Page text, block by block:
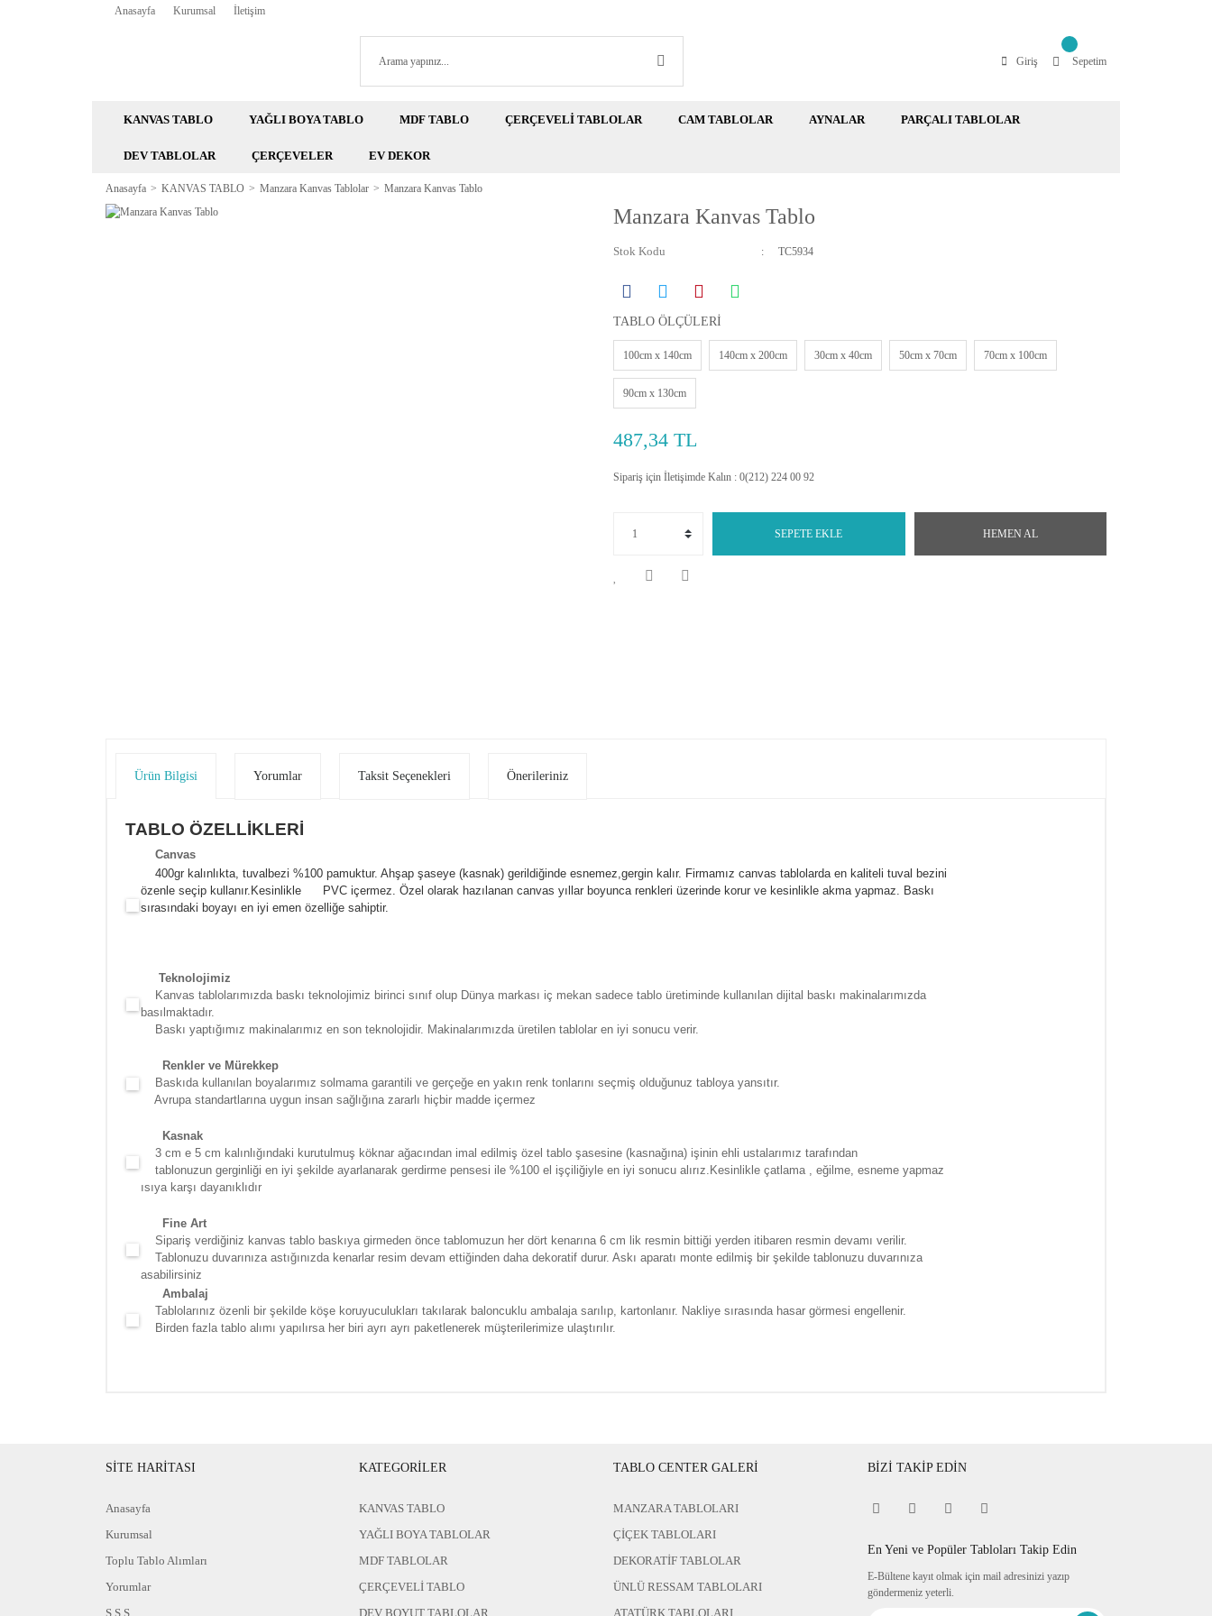
Anasayfa Kurumsal İletişim
Giriş Sepetim
KANVAS TABLO YAĞLI BOYA TABLO MDF TABLO ÇERÇEVELİ TABLOLAR CAM TABLOLAR AYNALAR PARÇALI TABLOLAR
DEV TABLOLAR ÇERÇEVELER EV DEKOR
Anasayfa KANVAS TABLO Manzara Kanvas Tablolar Manzara Kanvas Tablo
Manzara Kanvas Tablo
Stok Kodu TC5934
TABLO ÖLÇÜLERİ
100cm x 140cm 140cm x 200cm 30cm x 40cm 50cm x 70cm 70cm x 100cm
90cm x 130cm
487,34 TL
Sipariş için İletişimde Kalın : 0(212) 224 00 92
SEPETE EKLE HEMEN AL
Ürün Bilgisi Yorumlar Taksit Seçenekleri Önerileriniz
TABLO ÖZELLİKLERİ
Canvas
400gr kalınlıkta, tuvalbezi %100 pamuktur. Ahşap şaseye (kasnak) gerildiğinde esnemez,gergin kalır. Firmamız canvas tablolarda en kaliteli tuval bezini
özenle seçip kullanır. Kesinlikle PVC içermez. Özel olarak hazılanan canvas yıllar boyunca renkleri üzerinde korur ve kesinlikle akma yapmaz. Baskı
sırasındaki boyayı en iyi emen özelliğe sahiptir.
Teknolojimiz
Kanvas tablolarımızda baskı teknolojimiz birinci sınıf olup Dünya markası iç mekan sadece tablo üretiminde kullanılan dijital baskı makinalarımızda
basılmaktadır.
Baskı yaptığımız makinalarımız en son teknolojidir. Makinalarımızda üretilen tablolar en iyi sonucu verir.
Renkler ve Mürekkep
Baskıda kullanılan boyalarımız solmama garantili ve gerçeğe en yakın renk tonlarını seçmiş olduğunuz tabloya yansıtır.
Avrupa standartlarına uygun insan sağlığına zararlı hiçbir madde içermez
Kasnak
3 cm e 5 cm kalınlığındaki kurutulmuş köknar ağacından imal edilmiş özel tablo şasesine (kasnağına) işinin ehli ustalarımız tarafından
tablonuzun gerginliği en iyi şekilde ayarlanarak gerdirme pensesi ile %100 el işçiliğiyle en iyi sonucu alırız.Kesinlikle çatlama , eğilme, esneme yapmaz
ısıya karşı dayanıklıdır
Fine Art
Sipariş verdiğiniz kanvas tablo baskıya girmeden önce tablomuzun her dört kenarına 6 cm lik resmin bittiği yerden itibaren resmin devamı verilir.
Tablonuzu duvarınıza astığınızda kenarlar resim devam ettiğinden daha dekoratif durur. Askı aparatı monte edilmiş bir şekilde tablonuzu duvarınıza
asabilirsiniz
Ambalaj
Tablolarınız özenli bir şekilde köşe koruyuculukları takılarak baloncuklu ambalaja sarılıp, kartonlanır. Nakliye sırasında hasar görmesi engellenir.
Birden fazla tablo alımı yapılırsa her biri ayrı ayrı paketlenerek müşterilerimize ulaştırılır.
SİTE HARİTASI
Anasayfa
Kurumsal
Toplu Tablo Alımları
Yorumlar
S.S.S
KATEGORİLER
KANVAS TABLO
YAĞLI BOYA TABLOLAR
MDF TABLOLAR
ÇERÇEVELİ TABLO
DEV BOYUT TABLOLAR
TABLO CENTER GALERİ
MANZARA TABLOLARI
ÇİÇEK TABLOLARI
DEKORATİF TABLOLAR
ÜNLÜ RESSAM TABLOLARI
ATATÜRK TABLOLARI
BİZİ TAKİP EDİN
En Yeni ve Popüler Tabloları Takip Edin
E-Bültene kayıt olmak için mail adresinizi yazıp
göndermeniz yeterli.